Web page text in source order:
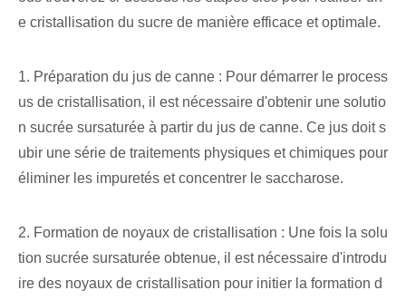
e cristallisation du sucre de manière efficace et optimale.
1. Préparation du jus de canne : Pour démarrer le process
us de cristallisation, il est nécessaire d'obtenir une solutio
n sucrée sursaturée à partir du jus de canne. Ce jus doit s
ubir une série de traitements physiques et chimiques pour
éliminer les impuretés et concentrer le saccharose.
2. Formation de noyaux de cristallisation : Une fois la solu
tion sucrée sursaturée obtenue, il est nécessaire d'introdu
ire des noyaux de cristallisation pour initier la formation d